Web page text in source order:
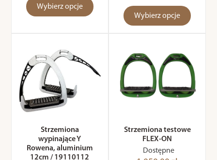
Wybierz opcje
Wybierz opcje
Strzemiona
wypinające Y
Rowena, aluminium
12cm / 19110112
Strzemiona testowe
FLEX-ON
Dostępne